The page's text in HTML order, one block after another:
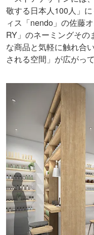
敬する日本人100人」
ィス「nendo」の佐藤
RY」のネーミングその
な商品と気軽に触れ合
される空間」が広がって